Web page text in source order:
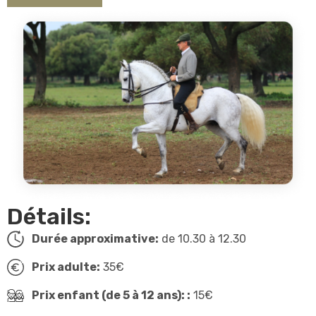
Détails:
Durée approximative: de 10.30 à 12.30
Prix adulte: 35€
Prix enfant (de 5 à 12 ans): : 15€